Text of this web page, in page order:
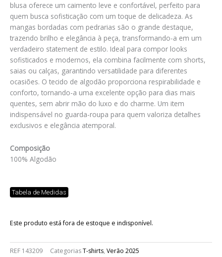
blusa oferece um caimento leve e confortável, perfeito para
quem busca sofisticação com um toque de delicadeza. As
mangas bordadas com pedrarias são o grande destaque,
trazendo brilho e elegância à peça, transformando-a em um
verdadeiro statement de estilo. Ideal para compor looks
sofisticados e modernos, ela combina facilmente com shorts,
saias ou calças, garantindo versatilidade para diferentes
ocasiões. O tecido de algodão proporciona respirabilidade e
conforto, tornando-a uma excelente opção para dias mais
quentes, sem abrir mão do luxo e do charme. Um item
indispensável no guarda-roupa para quem valoriza detalhes
exclusivos e elegância atemporal.
Composição
100% Algodão
Tabela de Medidas
Este produto está fora de estoque e indisponível.
REF 143209 CategoriasT-shirts, Verão 2025